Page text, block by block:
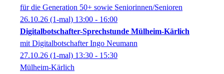
für die Generation 50+ sowie Seniorinnen/Senioren
26.10.26 (1-mal) 13:00 - 16:00
Digitalbotschafter-Sprechstunde Mülheim-Kärlich
mit Digitalbotschafter Ingo Neumann
27.10.26 (1-mal) 13:30 - 15:30
Mülheim-Kärlich